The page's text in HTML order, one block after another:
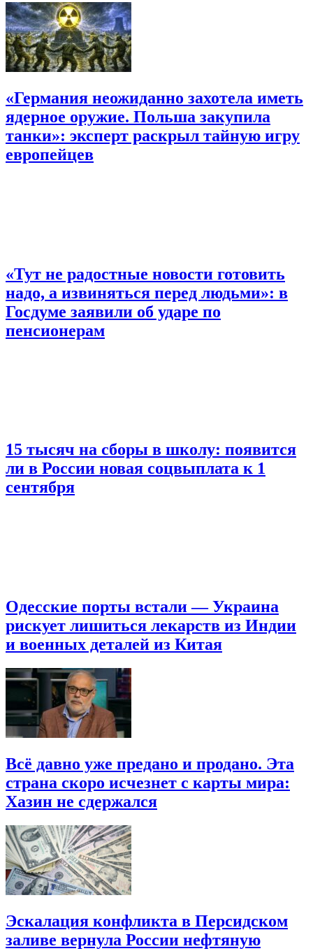
«Германия неожиданно захотела иметь
ядерное оружие. Польша закупила
танки»: эксперт раскрыл тайную игру
европейцев
«Тут не радостные новости готовить
надо, а извиняться перед людьми»: в
Госдуме заявили об ударе по
пенсионерам
15 тысяч на сборы в школу: появится
ли в России новая соцвыплата к 1
сентября
Одесские порты встали — Украина
рискует лишиться лекарств из Индии
и военных деталей из Китая
Всё давно уже предано и продано. Эта
страна скоро исчезнет с карты мира:
Хазин не сдержался
Эскалация конфликта в Персидском
заливе вернула России нефтяную